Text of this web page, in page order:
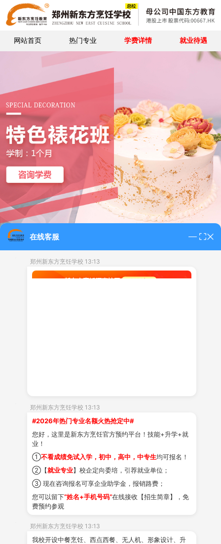
网站首页 热门专业 学费详情 就业待遇
实操学习 / 无基础速成 / 创业帮扶
TYPES OF LEARNING
专业学习种类
市场流行品类蛋糕
在线客服
郑州新东方烹饪学校 13:13
郑州新东方烹饪学校 13:13
#2026年热门专业名额火热抢定中#
您好，这里是新东方烹饪官方预约平台！技能+升学+就
业！
①不看成绩免试入学，初中，高中，中专生均可报名！
②【就业专业】校企定向委培，引荐就业单位；
③ 现在咨询报名可享企业助学金，报销路费；
您可以留下“姓名+手机号码”在线接收【招生简章】，免
费预约参观
郑州新东方烹饪学校 13:13
我校开设中餐烹饪、西点西餐、无人机、形象设计、升